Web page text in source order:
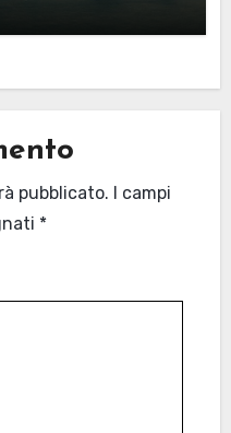
pubblicato. I campi
*